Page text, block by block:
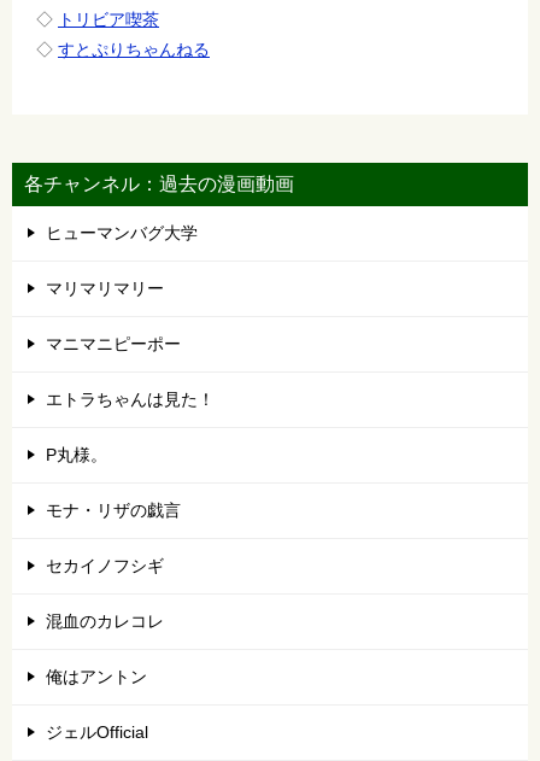
◇ トリビア喫茶
◇ すとぷりちゃんねる
各チャンネル：過去の漫画動画
ヒューマンバグ大学
マリマリマリー
マニマニピーポー
エトラちゃんは見た！
P丸様。
モナ・リザの戯言
セカイノフシギ
混血のカレコレ
俺はアントン
ジェルOfficial